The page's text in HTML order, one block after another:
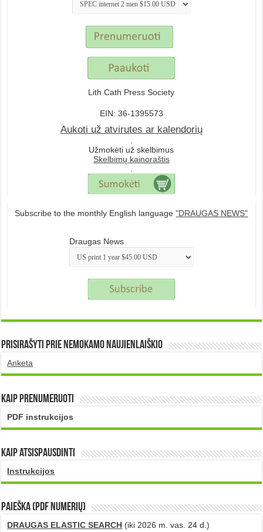
Lith Cath Press Society
EIN: 36-1395573
Aukoti už atvirutes ar kalendorių
Užmokėti už skelbimus
Skelbimų kainoraštis
Subscribe to the monthly English language"DRAUGAS NEWS"
Draugas News
Prisirašyti prie nemokamo naujienlaiškio
Anketa
Kaip prenumeruoti
PDF instrukcijos
Kaip atsispausdinti
Instrukcijos
PAIEŠKA (PDF numerių)
DRAUGAS ELASTIC SEARCH (iki 2026 m. vas. 24 d.)